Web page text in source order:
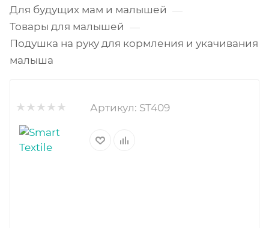
Для будущих мам и малышей —
Товары для малышей —
Подушка на руку для кормления и укачивания
малыша
Артикул: ST409